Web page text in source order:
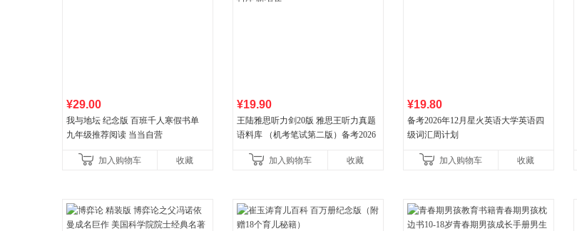
¥29.00
我与地坛 纪念版 百班千人寒假书单
九年级推荐阅读 当当自营
加入购物车 收藏
¥19.90
王陆雅思听力剑20版 雅思王听力真题
语料库 （机考笔试第二版）备考2026
新增在
加入购物车 收藏
¥19.80
备考2026年12月星火英语大学英语四
级词汇周计划
加入购物车 收藏